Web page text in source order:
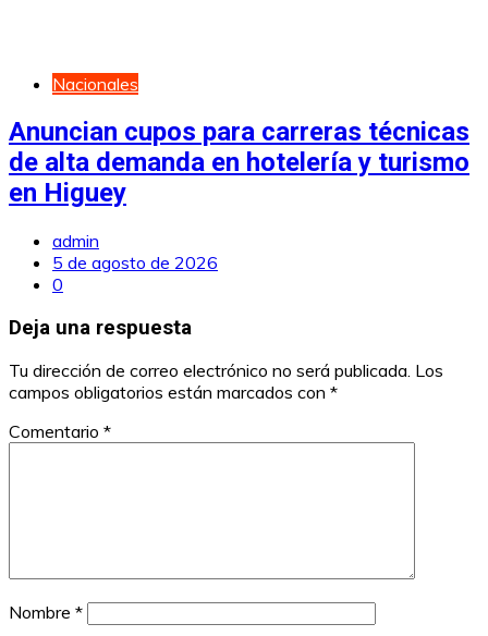
Nacionales
Anuncian cupos para carreras técnicas
de alta demanda en hotelería y turismo
en Higuey
admin
5 de agosto de 2026
0
Deja una respuesta
Tu dirección de correo electrónico no será publicada. Los
campos obligatorios están marcados con *
Comentario *
Nombre *